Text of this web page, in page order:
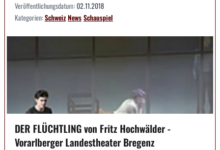
Veröffentlichungsdatum:02.11.2018
Kategorien:SchweizNewsSchauspiel
DER FLÜCHTLING von Fritz Hochwälder -
Vorarlberger Landestheater Bregenz